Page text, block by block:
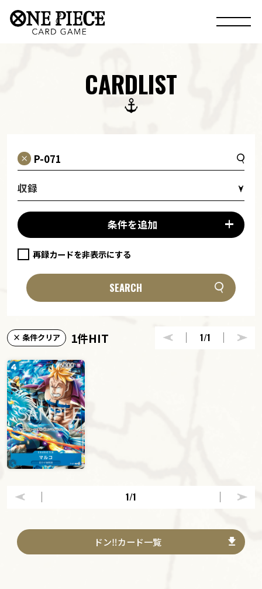
CARDLIST
収録
条件を追加
再録カードを非表示にする
SEARCH
× 条件クリア 1件HIT 1/1
1/1
ドン‼カード一覧